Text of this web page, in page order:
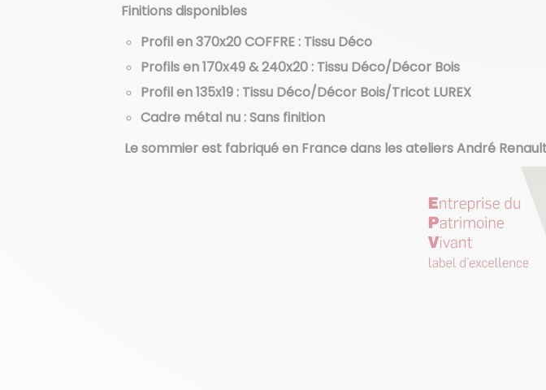
Finitions disponibles
Profil en 370x20 COFFRE : Tissu Déco
Profils en 170x49 & 240x20 : Tissu Déco/Décor Bois
Profil en 135x19 : Tissu Déco/Décor Bois/Tricot LUREX
Cadre métal nu : Sans finition
Le sommier est fabriqué en France dans les ateliers André